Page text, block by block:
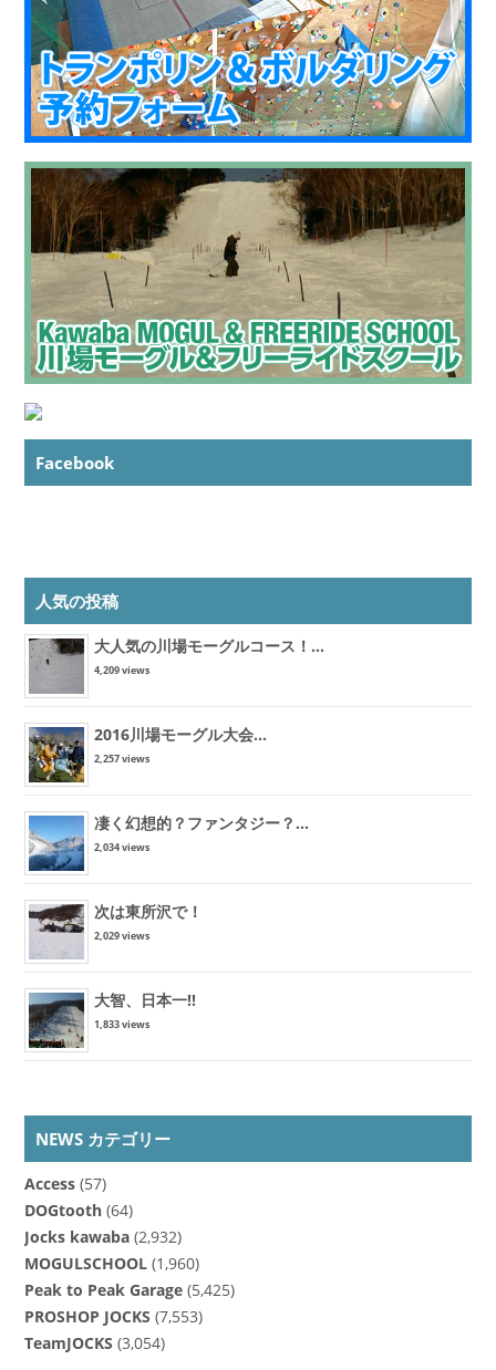
Facebook
人気の投稿
大人気の川場モーグルコース！...
4,209 views
2016川場モーグル大会...
2,257 views
凄く幻想的？ファンタジー？...
2,034 views
次は東所沢で！
2,029 views
大智、日本一!!
1,833 views
NEWS カテゴリー
Access(57)
DOGtooth(64)
Jocks kawaba(2,932)
MOGULSCHOOL(1,960)
Peak to Peak Garage(5,425)
PROSHOP JOCKS (7,553)
TeamJOCKS (3,054)